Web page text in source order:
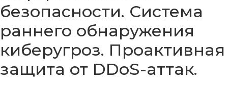
безопасности. Система
раннего обнаружения
киберугроз. Проактивная
защита от DDoS-аттак.